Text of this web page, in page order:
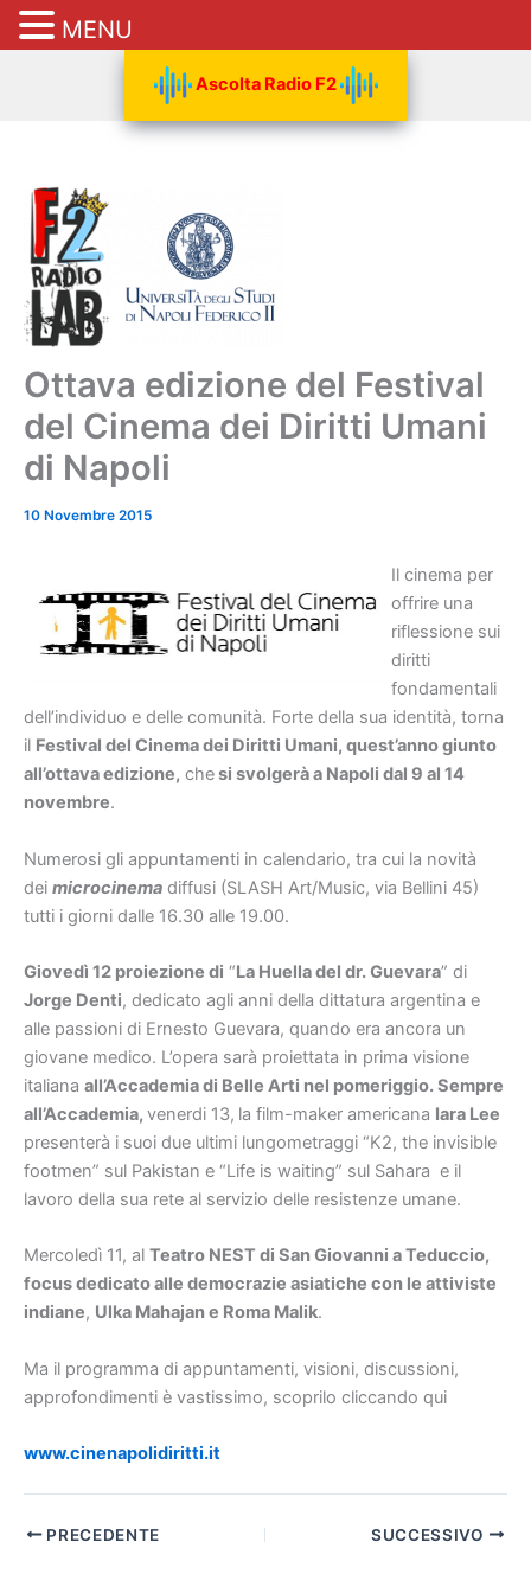
Ascolta Radio F2
Ottava edizione del Festival
del Cinema dei Diritti Umani
di Napoli
10 Novembre 2015
Il cinema per
offrire una
riflessione sui
diritti
fondamentali
dell’individuo e delle comunità. Forte della sua identità, torna
il Festival del Cinema dei Diritti Umani, quest’anno giunto
all’ottava edizione, chesi svolgerà a Napoli dal 9 al 14
novembre.
Numerosi gli appuntamenti in calendario, tra cui la novità
dei microcinema diffusi (SLASH Art/Music, via Bellini 45)
tutti i giorni dalle 16.30 alle 19.00.
Giovedì 12 proiezione di “La Huella del dr. Guevara” di
Jorge Denti, dedicato agli anni della dittatura argentina e
alle passioni di Ernesto Guevara, quando era ancora un
giovane medico. L’opera sarà proiettata in prima visione
italiana all’Accademia di Belle Arti nel pomeriggio. Sempre
all’Accademia, venerdi 13, la film-maker americana Iara Lee
presenterà i suoi due ultimi lungometraggi “K2, the invisible
footmen” sul Pakistan e “Life is waiting” sul Sahara e il
lavoro della sua rete al servizio delle resistenze umane.
Mercoledì 11, al Teatro NEST di San Giovanni a Teduccio,
focus dedicato alle democrazie asiatiche con le attiviste
indiane, Ulka Mahajan e Roma Malik.
Ma il programma di appuntamenti, visioni, discussioni,
approfondimenti è vastissimo, scoprilo cliccando qui
www.cinenapolidiritti.it
PRECEDENTE SUCCESSIVO
MENU